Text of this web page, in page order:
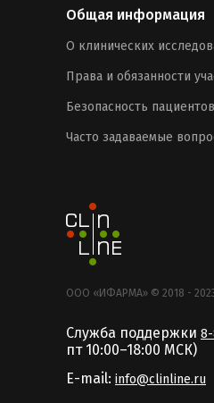
Общая информация
О клинических
Права и обязанности
Безопасность пациентов
Часто задаваемые
ООО «ИФАРМА» © 2018 -
Служба поддержки
пт 10:00–18:00 MCК)
E-mail: info@clinline.ru